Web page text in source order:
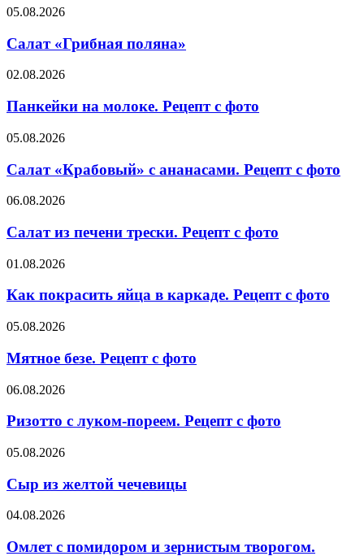
Салат
поляна»
05.08.2026
Салат «Грибная поляна»
Панкейки
молоке.
Рецепт
с
фото
02.08.2026
Панкейки на молоке. Рецепт с фото
Салат
с
ананасами.
Рецепт
фото
05.08.2026
Салат «Крабовый» с ананасами. Рецепт с фото
Салат
печени
трески.
Рецепт
с
фото
06.08.2026
Салат из печени трески. Рецепт с фото
Как
яйца
каркаде.
с
фото
01.08.2026
Как покрасить яйца в каркаде. Рецепт с фото
Мятное
Рецепт
с
фото
05.08.2026
Мятное безе. Рецепт с фото
Ризотто
луком-
Рецепт
фото
06.08.2026
Ризотто с луком-пореем. Рецепт с фото
Сыр
желтой
чечевицы
05.08.2026
Сыр из желтой чечевицы
Омлет
помидором
04.08.2026
Омлет с помидором и зернистым творогом.